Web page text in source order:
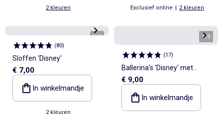
2 kleuren Exclusief online | 2 kleuren
1/5
(80)
Sloffen 'Disney'
€ 7,00
In winkelmandje
2 kleuren
1/5
(17)
Ballerina's 'Disney' met
klittenband
€ 9,00
In winkelmandje